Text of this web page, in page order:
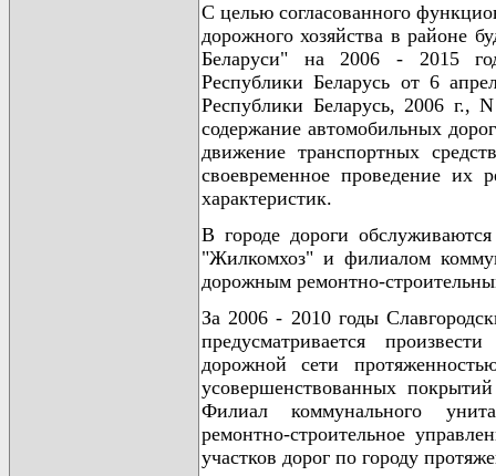
С целью согласованного
дорожного хозяйства в районе
Беларуси" на 2006 - 2015
Республики Беларусь от 6
Республики Беларусь, 2006 г.,
содержание автомобильных
движение транспортных
своевременное проведение их
характеристик.
В городе дороги
"Жилкомхоз" и филиалом
дорожным ремонтно-
За 2006 - 2010 годы
предусматривается
дорожной сети
усовершенствованных
Филиал коммунального
ремонтно-строительное
участков дорог по городу